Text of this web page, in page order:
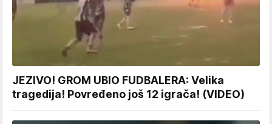
JEZIVO! GROM UBIO FUDBALERA: Velika
tragedija! Povređeno još 12 igrača! (VIDEO)